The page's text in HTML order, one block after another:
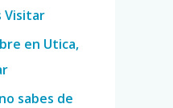
Visitar
en Utica,
sabes de